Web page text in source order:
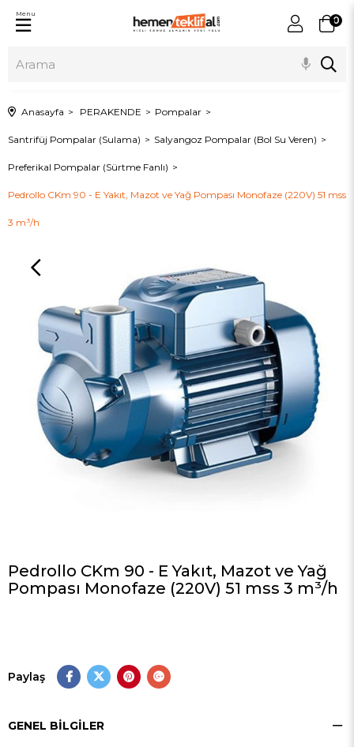
0
Menu
Anasayfa PERAKENDE Pompalar
Santrifüj Pompalar (Sulama) Salyangoz Pompalar (Bol Su Veren)
Preferikal Pompalar (Sürtme Fanlı)
Pedrollo CKm 90 - E Yakıt, Mazot ve Yağ Pompası Monofaze (220V) 51 mss
3 m³/h
Pedrollo CKm 90 - E Yakıt, Mazot ve Yağ
Pompası Monofaze (220V) 51 mss 3 m³/h
Paylaş
GENEL BILGILER